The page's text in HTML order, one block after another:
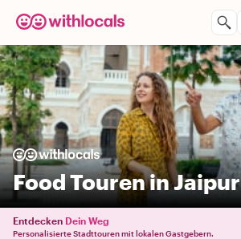
Food Touren in Jaipur
Entdecken Dein Weg
Personalisierte Stadttouren mit lokalen Gastgebern.